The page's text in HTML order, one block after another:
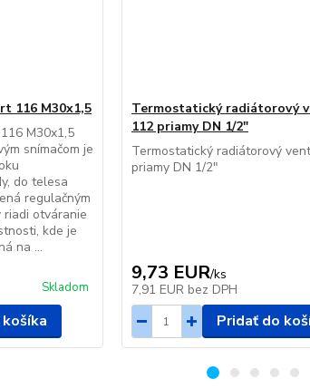
116 M30x1,5
M30x1,5
snímačom je
do telesa
regulačným
riadi otváranie
kde je
na ...
Skladom
Termostatický radiátorový
112 priamy DN 1/2"
Termostatický radiátorový
priamy DN 1/2"
9,73 EUR/ks
7,91 EUR bez DPH
Pridať do